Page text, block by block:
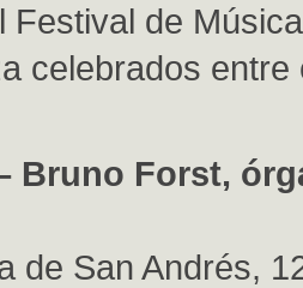
Festival de
celebrados entre
Bruno Forst,
de San Andrés,